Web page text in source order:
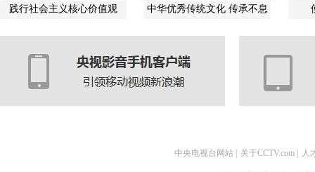
践行社会主义核心价值观 中华优秀传统文化 传承不息
中央电视台网站 关于CCTV.com 人